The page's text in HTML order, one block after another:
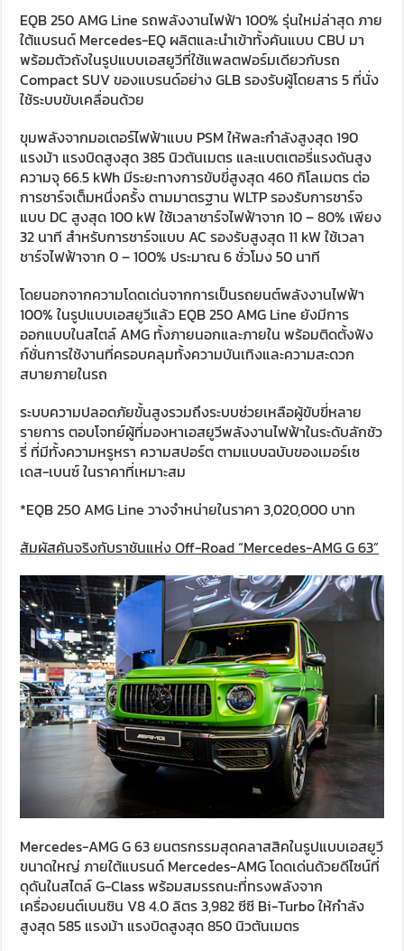
EQB 250 AMG Line รถพลังงานไฟฟ้า 100% รุ่นใหม่ล่าสุด ภาย
ใต้แบรนด์ Mercedes-EQ ผลิตและนำเข้าทั้งคันแบบ CBU มา
พร้อมตัวถังในรูปแบบเอสยูวีที่ใช้แพลตฟอร์มเดียวกับรถ
Compact SUV ของแบรนด์อย่าง GLB รองรับผู้โดยสาร 5 ที่นั่ง
ใช้ระบบขับเคลื่อนด้วย
ขุมพลังจากมอเตอร์ไฟฟ้าแบบ PSM ให้พละกำลังสูงสุด 190
แรงม้า แรงบิดสูงสุด 385 นิวตันเมตร และแบตเตอรี่แรงดันสูง
ความจุ 66.5 kWh มีระยะทางการขับขี่สูงสุด 460 กิโลเมตร ต่อ
การชาร์จเต็มหนึ่งครั้ง ตามมาตรฐาน WLTP รองรับการชาร์จ
แบบ DC สูงสุด 100 kW ใช้เวลาชาร์จไฟฟ้าจาก 10 – 80% เพียง
32 นาที สำหรับการชาร์จแบบ AC รองรับสูงสุด 11 kW ใช้เวลา
ชาร์จไฟฟ้าจาก 0 – 100% ประมาณ 6 ชั่วโมง 50 นาที
โดยนอกจากความโดดเด่นจากการเป็นรถยนต์พลังงานไฟฟ้า
100% ในรูปแบบเอสยูวีแล้ว EQB 250 AMG Line ยังมีการ
ออกแบบในสไตล์​ AMG ทั้งภายนอกและภายใน พร้อมติดตั้งฟัง
ก์ชั่นการใช้งานที่ครอบคลุมทั้งความบันเทิงและความสะดวก
สบายภายในรถ
ระบบความปลอดภัยขั้นสูงรวมถึงระบบช่วยเหลือผู้ขับขี่หลาย
รายการ ตอบโจทย์ผู้ที่มองหาเอสยูวีพลังงานไฟฟ้าในระดับลักชัว
รี่ ที่มีทั้งความหรูหรา ความสปอร์ต ตามแบบฉบับของเมอร์เซ
เดส-เบนซ์ ในราคาที่เหมาะสม
*EQB 250 AMG Line วางจำหน่ายในราคา 3,020,000 บาท
สัมผัสคันจริงกับราชันแห่งOff-Road “Mercedes-AMG G 63”
Mercedes-AMG G 63 ยนตรกรรมสุดคลาสสิคในรูปแบบเอสยูวี
ขนาดใหญ่ ภายใต้แบรนด์ Mercedes-AMG โดดเด่นด้วยดีไซน์ที่
ดุดันในสไตล์ G-Class พร้อมสมรรถนะที่ทรงพลังจาก
เครื่องยนต์เบนซิน V8 4.0 ลิตร 3,982 ซีซี Bi-Turbo ให้กำลัง
สูงสุด 585 แรงม้า แรงบิดสูงสุด 850 นิวตันเมตร